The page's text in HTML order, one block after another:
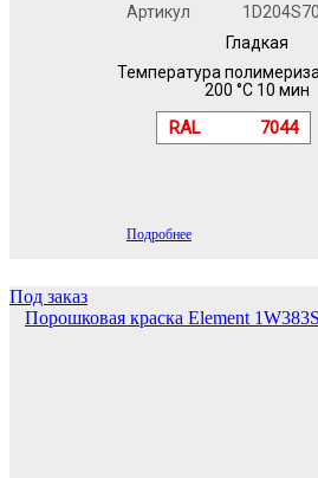
Артикул
Гладкая
Температура
200 °C 10 мин
RAL 7044
Подробнее
Под заказ
Порошковая краска Element